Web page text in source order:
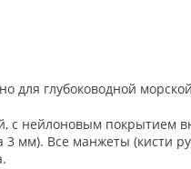
для глубоководной
с нейлоновым
мм). Все манжеты (кисти